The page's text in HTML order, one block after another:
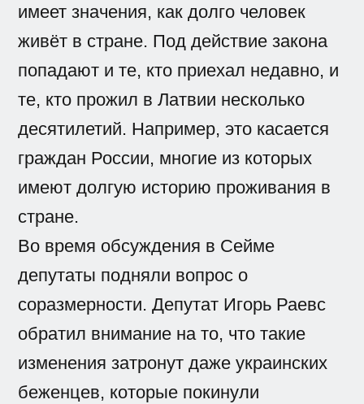
имеет значения, как долго человек
живёт в стране. Под действие закона
попадают и те, кто приехал недавно, и
те, кто прожил в Латвии несколько
десятилетий. Например, это касается
граждан России, многие из которых
имеют долгую историю проживания в
стране.
Во время обсуждения в Сейме
депутаты подняли вопрос о
соразмерности. Депутат Игорь Раевс
обратил внимание на то, что такие
изменения затронут даже украинских
беженцев, которые покинули